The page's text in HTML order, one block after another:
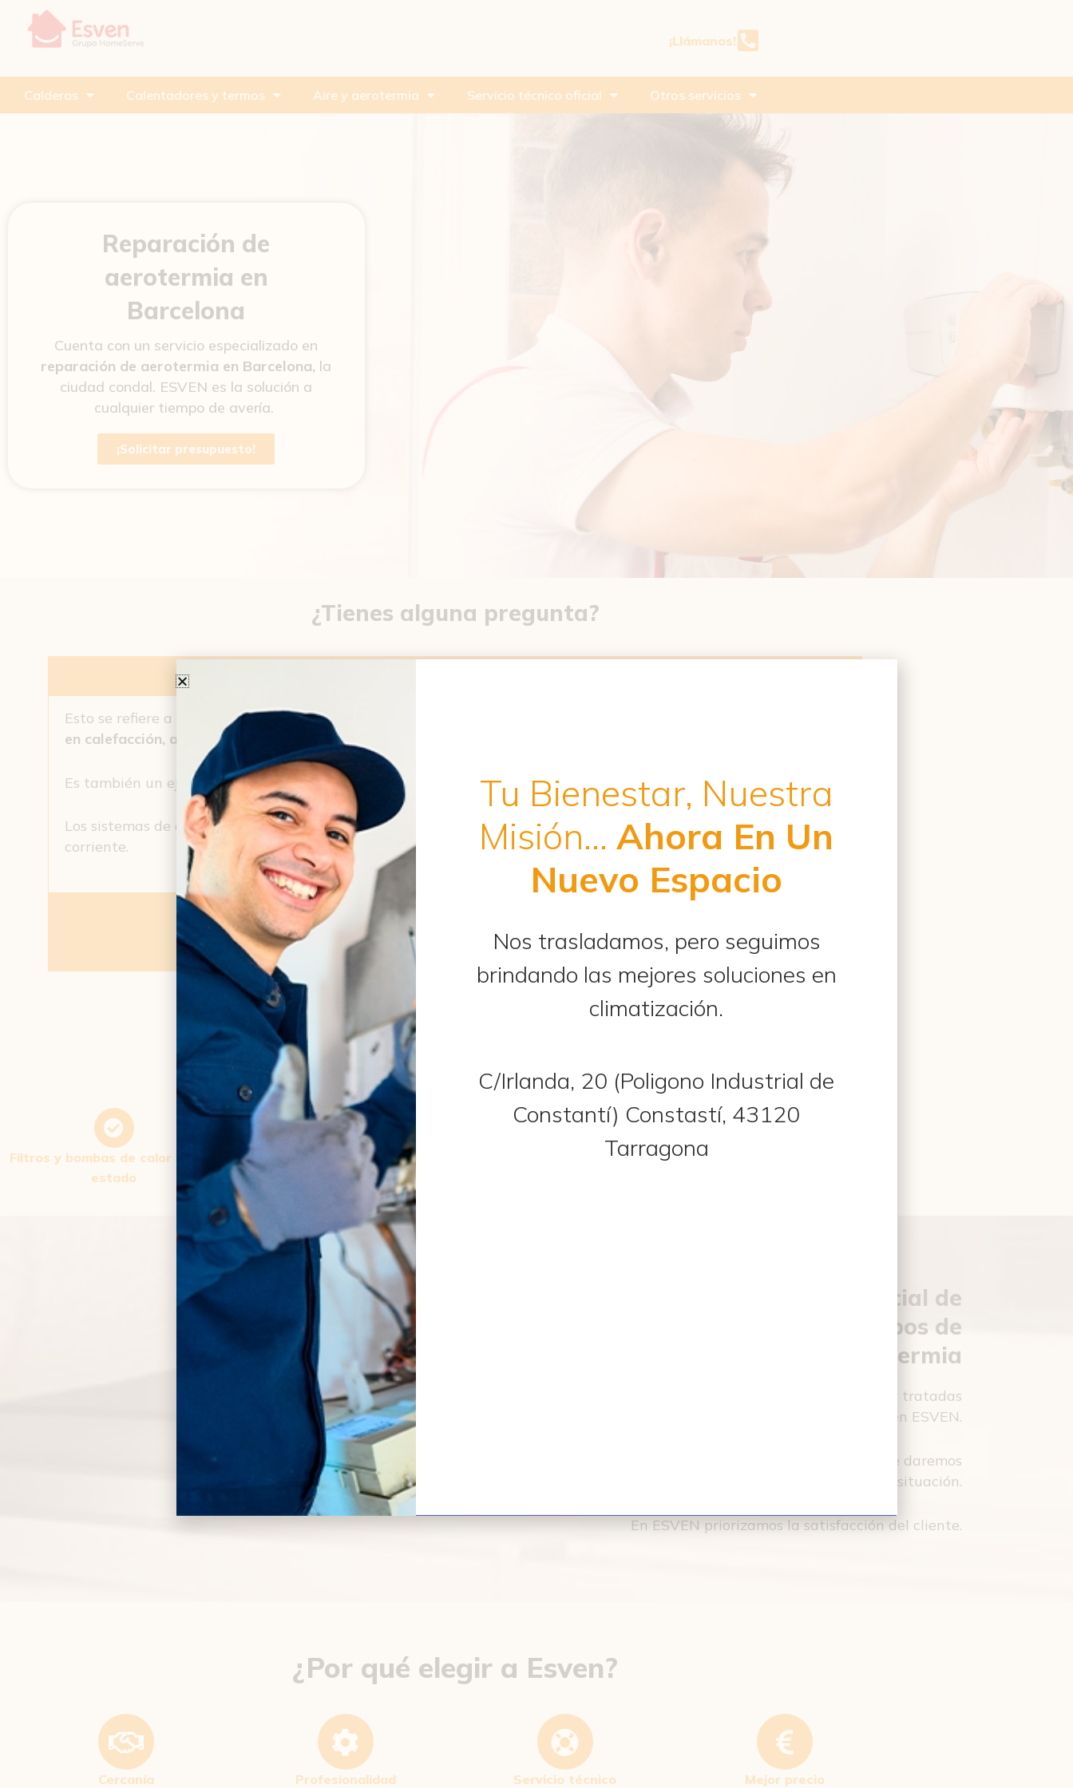
contenido
¡Llámanos!
Calderas Calentadores y termos Aire y aerotermia Servicio técnico oficial Otros servicios
Reparación de
aerotermia en
Barcelona
Cuenta con un servicio especializado en
reparación de aerotermia en Barcelona, la
ciudad condal. ESVEN es la solución a
cualquier tiempo de avería.
¡Solicitar presupuesto!
¿Tienes alguna pregunta?
Esto se refiere a un sistema de climatización en el que
en calefacción, agua caliente o refrigeración.
Es también un ejemplo del uso deenergía renovable
Los sistemas de aerotermia están sujetos a averías que alteran su eficiencia y vida útil. Quédate y te pondremos al
corriente.
¿Qué averías puede tener mi sistema de aerotermia?
Ruidos en la instalación
¿No funciona correctamente?
Se puede deber a multitud de factores entre los que se encuentran:
Filtros y bombas de calor en mal
estado
Conductos de aire sucios y
obstruidos
Termostato con lecturas
Servicio técnico oficial de
reparación de equipos de
aerotermia
Las averías relacionadas con este tipo de equipos deben ser tratadas
por especialistas como el personal del que disponemos en ESVEN.
No dudes en ponerte en contacto con nosotros y verás como te daremos
una solución rápida y personalizada según tu situación.
En ESVEN priorizamos la satisfacción del cliente.
¿Por qué elegir a Esven?
Cercanía
Profesionalidad
Servicio técnico
Mejor precio
Tu Bienestar, Nuestra
Misión…Ahora En Un
Nuevo Espacio
Nos trasladamos, pero seguimos
brindando las mejores soluciones en
climatización.
C/Irlanda, 20 (Poligono Industrial de
Constantí) Constastí, 43120
Tarragona